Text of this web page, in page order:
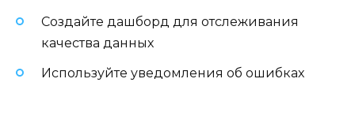
Создайте дашборд для отслеживания
качества данных
Используйте уведомления об ошибках